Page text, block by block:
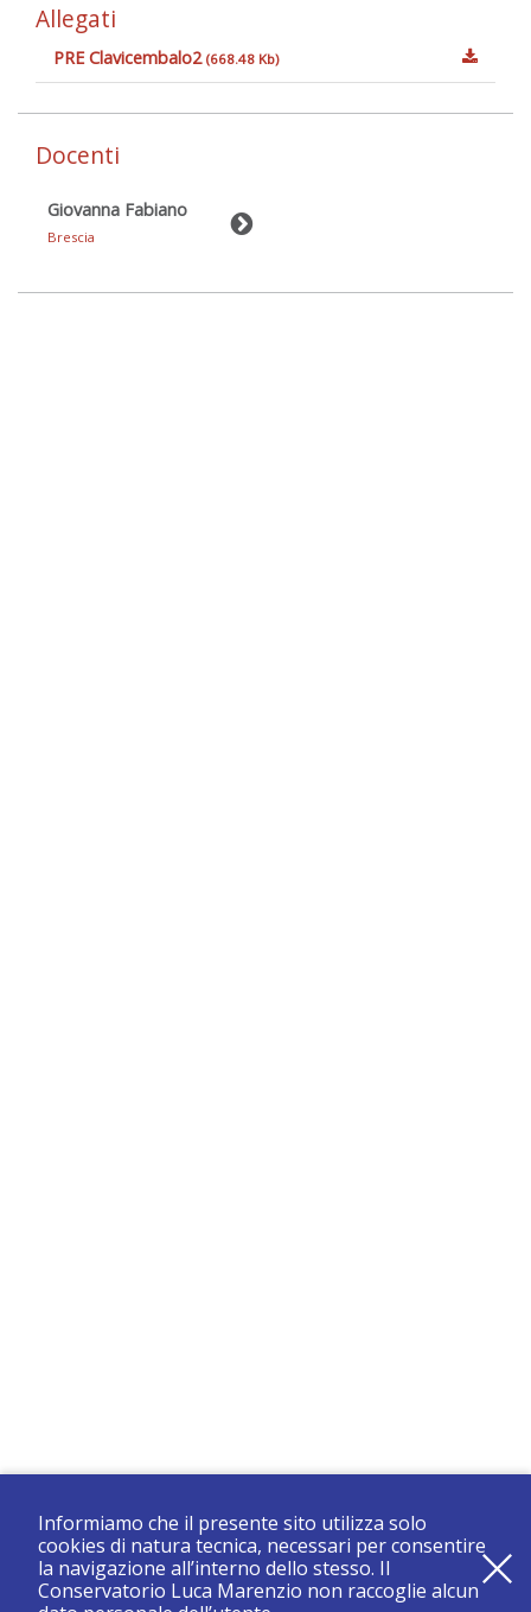
Allegati
PRE Clavicembalo2 (668.48 Kb)
Docenti
Giovanna Fabiano
Brescia
Informiamo che il presente sito utilizza solo
cookies di natura tecnica, necessari per consentire
la navigazione all’interno dello stesso. Il
Conservatorio Luca Marenzio non raccoglie alcun